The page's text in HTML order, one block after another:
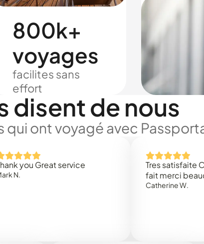
800k+
voyages
facilites sans
effort
disent de nous
ont voyagé avec
Great service
Tres satisfaite C’est
fait merci beaucoup
Catherine W.